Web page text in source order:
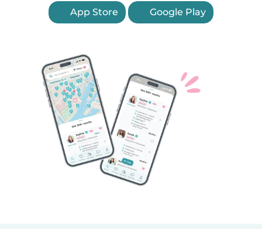
App Store Google Play